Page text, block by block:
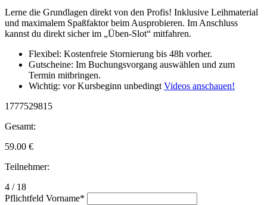
Lerne die Grundlagen direkt von den Profis! Inklusive Leihmaterial
und maximalem Spaßfaktor beim Ausprobieren. Im Anschluss
kannst du direkt sicher im „Üben-Slot“ mitfahren.
Flexibel: Kostenfreie Stornierung bis 48h vorher.
Gutscheine: Im Buchungsvorgang auswählen und zum
Termin mitbringen.
Wichtig: vor Kursbeginn unbedingt Videos anschauen!
1777529815
Gesamt:
59.00 €
Teilnehmer:
4 / 18
Pflichtfeld Vorname*